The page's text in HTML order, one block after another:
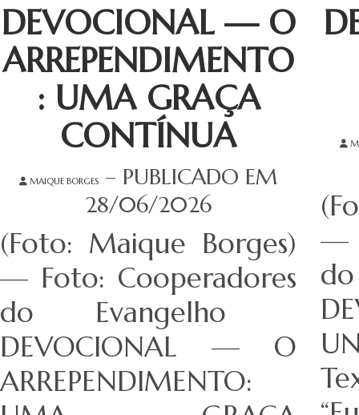
DEVOCIONAL — O
ARREPENDIMENTO
: UMA GRAÇA
CONTÍNUA
MAIQUE BORGES
– PUBLICADO EM
28/06/2026
(Foto: Maique Borges)
— Foto: Cooperadores
do Evangelho
DEVOCIONAL — O
ARREPENDIMENTO:
—